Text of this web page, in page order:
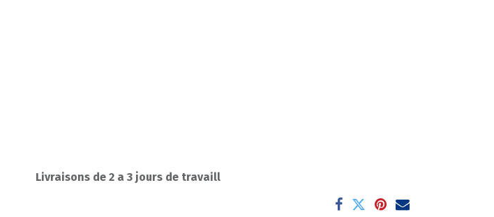
Livraisons de 2 a 3 jours de travaill